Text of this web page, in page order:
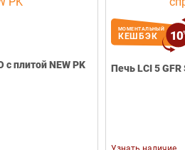
375х500х585 мм
3 года
плитой NEW PK
МОМЕНТАЛЬНЫЙ
КЕШБЭК 10
Печь LCI 5